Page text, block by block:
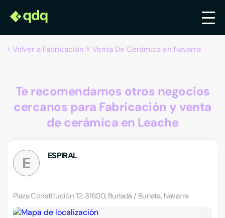
Volver a Fabricación Y Venta De Cerámica en Navarra
Te recomendamos otros negocios
cercanos para Fabricación y venta
de cerámica en Leache
E ESPIRAL
Plaza Constitución 12, 31600, Burlada / Burlata, Navarra